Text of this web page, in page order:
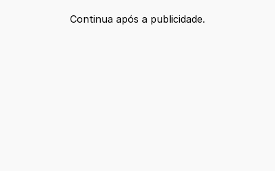
Continua após a publicidade.